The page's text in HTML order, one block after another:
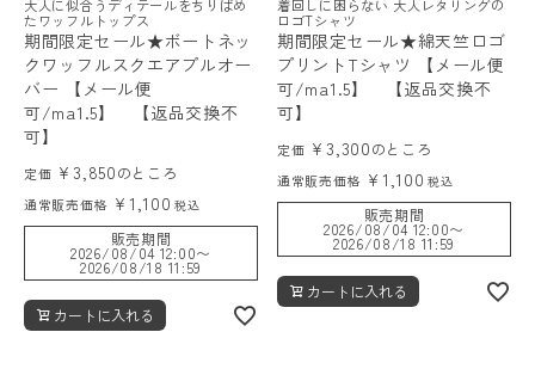
大人に似合うディテールをちりばめ
たワッフルトップス
期間限定セール★ボートネッ
クワッフルスクエアプルオー
バー 【メール便
可/ma1.5】 【返品交換不
可】
定価 ¥3,850のところ
通常販売価格 ¥ 1,100 税込
販売期間
2026/08/04 12:00〜
2026/08/18 11:59
カートに入れる
着回しに困らない 大人レタリングの
ロゴTシャツ
期間限定セール★綿天竺ロゴ
プリントTシャツ 【メール便
可/ma1.5】 【返品交換不
可】
定価 ¥3,300のところ
通常販売価格 ¥ 1,100 税込
販売期間
2026/08/04 12:00〜
2026/08/18 11:59
カートに入れる